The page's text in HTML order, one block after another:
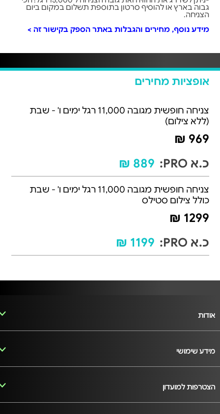
גבוה בארץ או להוסיף סרטון בתוספת תשלום במקום ביום
הצניחה.
מידע נוסף, מחירים והגבלות באתר הספק בקישור זה >
אופציות מחירים
צניחה חופשית מגובה 11,000 רגל ימים ו' - שבת
(ללא צילום)
969 ₪
כ.א PRO:
889 ₪
צניחה חופשית מגובה 11,000 רגל ימים ו' - שבת
כולל צילום סטילס
1299 ₪
כ.א PRO:
1199 ₪
אודות
מידע שימושי
הצטרפות למועדון